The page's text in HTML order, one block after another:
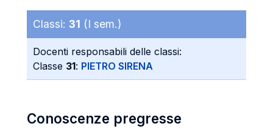
Classi: 31 (I sem.)
Docenti responsabili delle classi:
Classe 31: PIETRO SIRENA
Conoscenze pregresse